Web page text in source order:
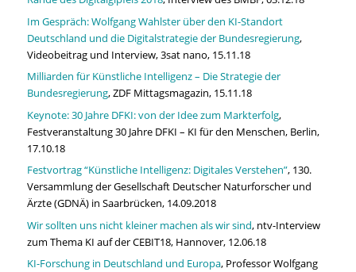
Im Gespräch: Wolfgang Wahlster über den KI-Standort
Deutschland und die Digitalstrategie der Bundesregierung,
Videobeitrag und Interview, 3sat nano, 15.11.18
Milliarden für Künstliche Intelligenz – Die Strategie der
Bundesregierung, ZDF Mittagsmagazin, 15.11.18
Keynote: 30 Jahre DFKI: von der Idee zum Markterfolg,
Festveranstaltung 30 Jahre DFKI – KI für den Menschen, Berlin,
17.10.18
Festvortrag “Künstliche Intelligenz: Digitales Verstehen”, 130.
Versammlung der Gesellschaft Deutscher Naturforscher und
Ärzte (GDNÄ) in Saarbrücken, 14.09.2018
Wir sollten uns nicht kleiner machen als wir sind, ntv-Interview
zum Thema KI auf der CEBIT18, Hannover, 12.06.18
KI-Forschung in Deutschland und Europa, Professor Wolfgang